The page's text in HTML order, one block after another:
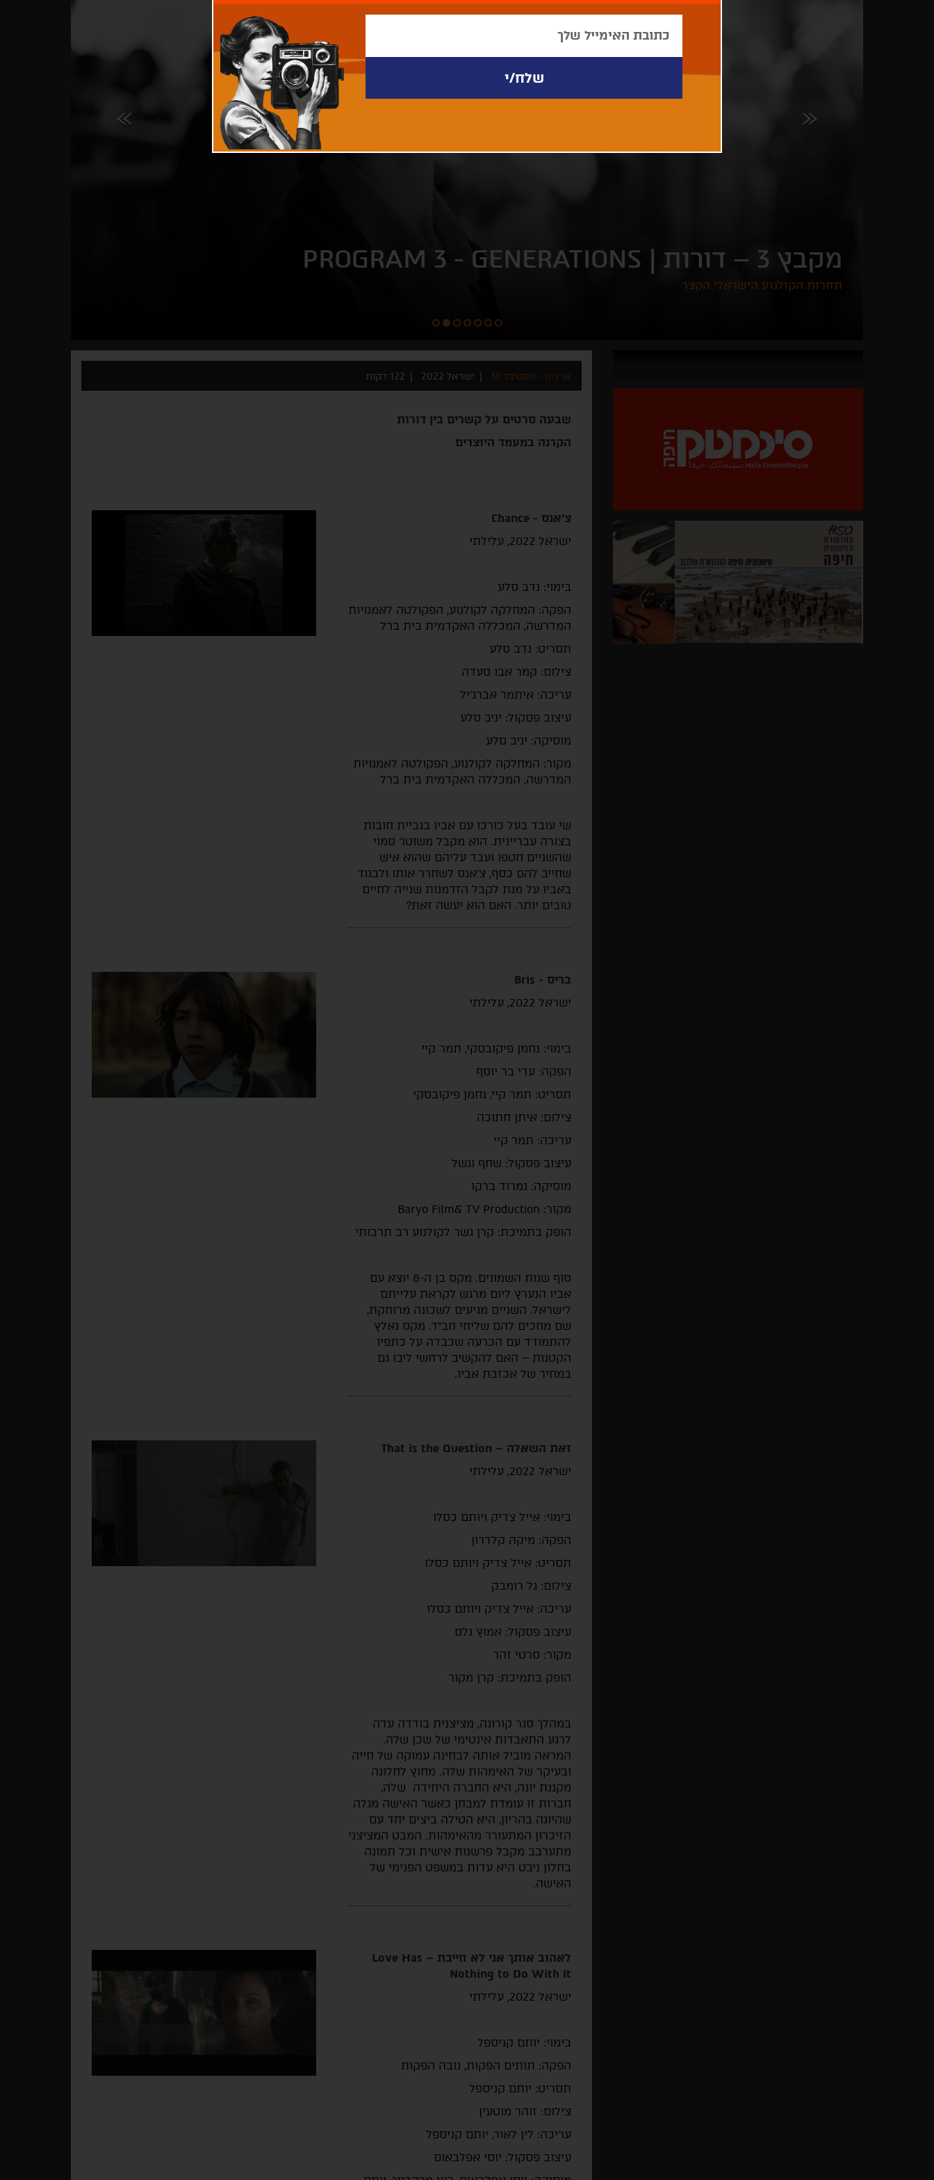
מקבץ 3 – דורות | PROGRAM 3 - GENERATIONS
תחרות הקולנוע הישראלי הקצר
ארכיון - פסטיבל 38 ישראל 2022 122 דקות
שבעה סרטים על קשרים בין דורות
הקרנה במעמד היוצרים
צ'אנס - Chance
ישראל 2022, עלילתי
בימוי: נדב סלע
הפקה: המחלקה לקולנוע, הפקולטה לאמנויות
המדרשה, המכללה האקדמית בית ברל
תסריט: נדב סלע
צילום: קמר אבו סעדה
עריכה: איתמר אברג'יל
עיצוב פסקול: יניב סלע
מוסיקה: יניב סלע
מקור: המחלקה לקולנוע, הפקולטה לאמנויות
המדרשה, המכללה האקדמית בית ברל
שי עובד בעל כורכו עם אביו בגביית חובות
בצורה עבריינית. הוא מקבל משוטר סמוי
שהשניים חטפו ועבד עליהם שהוא איש
שחייב להם כסף, צ'אנס לשחרר אותו ולבגוד
באביו על מנת לקבל הזדמנות שנייה לחיים
טובים יותר. האם הוא יעשה זאת?
בריס - Bris
ישראל 2022, עלילתי
בימוי: נחמן פיקובסקי, תמר קיי
הפקה: עדי בר יוסף
תסריט: תמר קיי, נחמן פיקובסקי
צילום: איתן חתוכה
עריכה: תמר קיי
עיצוב פסקול: שחף וגשל
מוסיקה: נמרוד ברקו
מקור: Baryo Film& TV Production
הופק בתמיכת: קרן גשר לקולנוע רב תרבותי
סוף שנות השמונים. מקס בן ה-8 יוצא עם
אביו הנערץ ליום מרגש לקראת עלייתם
לישראל. השניים מגיעים לשכונה מרוחקת,
שם מחכים להם שליחי חב״ד. מקס נאלץ
להתמודד עם הכרעה שכבדה על כתפיו
הקטנות – האם להקשיב לרחשי ליבו גם
במחיר של אכזבת אביו.
זאת השאלה – That is the Question
ישראל 2022, עלילתי
בימוי: אייל צדיק ויותם כסלו
הפקה: מיקה קלדרון
תסריט: אייל צדיק ויותם כסלו
צילום: גל רומבק
עריכה: אייל צדיק ויותם כסלו
עיצוב פסקול: אמוץ גלס
מקור: סרטי זהר
הופק בתמיכת: קרן מקור
במהלך סגר קורונה, מציצנית בודדה עדה
לרגע התאבדות אינטימי של שכן שלה.
המראה מוביל אותה לבחינה עמוקה של חייה
ובעיקר של האימהות שלה. מחוץ לחלונה
מקננת יונה, היא החברה היחידה שלה,
חברות זו עומדת למבחן כאשר האישה מגלה
שהיונה בהריון, היא הטילה ביצים יחד עם
הזיכרון המתעורר מהאימהות. המבט המציצני
מתערבב מקבל פרשנות אישית וכל תמונה
בחלון ניבט היא עדות במשפט הפנימי של
האישה.
לאהוב אותך אני לא חייבת – Love Has
Nothing to Do With It
ישראל 2022, עלילתי
בימוי: יותם קניספל
הפקה: תותים הפקות, נובה הפקות
תסריט: יותם קניספל
צילום: זוהר מוטעין
עריכה: לין לאור, יותם קניספל
עיצוב פסקול: יוסי אפלבאום